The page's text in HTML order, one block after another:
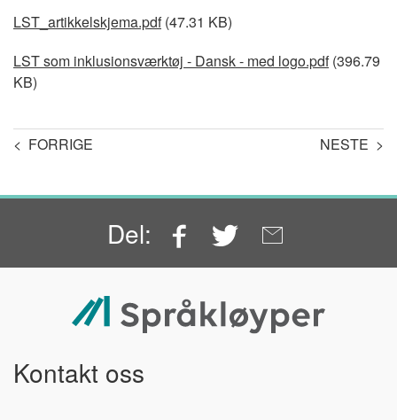
Document
LST_artikkelskjema.pdf (47.31 KB)
Document
LST som inklusionsværktøj - Dansk - med logo.pdf (396.79
KB)
< FORRIGE NESTE >
Del: Facebook
Twitter
Kontakt oss